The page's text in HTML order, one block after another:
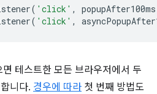
( 'click' , popupAfter100ms
( 'click' ,
테스트한 모든 브라우저에서 두
니다. 경우에 따라 첫 번째 방법도